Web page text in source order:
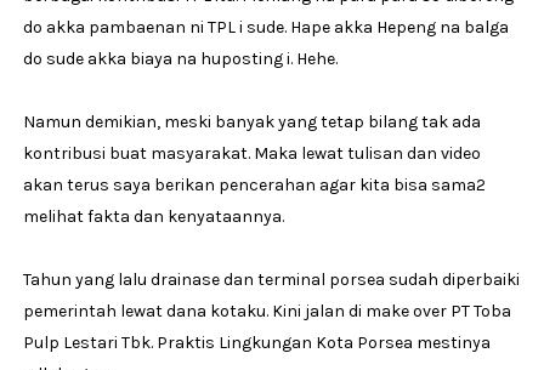
do akka pambaenan ni TPL i sude. Hape akka Hepeng na balga
do sude akka biaya na huposting i. Hehe.
Namun demikian, meski banyak yang tetap bilang tak ada
kontribusi buat masyarakat. Maka lewat tulisan dan video
akan terus saya berikan pencerahan agar kita bisa sama2
melihat fakta dan kenyataannya.
Tahun yang lalu drainase dan terminal porsea sudah diperbaiki
pemerintah lewat dana kotaku. Kini jalan di make over PT Toba
Pulp Lestari Tbk. Praktis Lingkungan Kota Porsea mestinya